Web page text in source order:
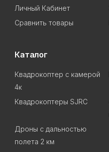
Личный Кабинет
Сравнить товары
Каталог
Квадрокоптер с камерой
4к
Квадрокоптеры SJRC
Дроны с дальностью
полета 2 км